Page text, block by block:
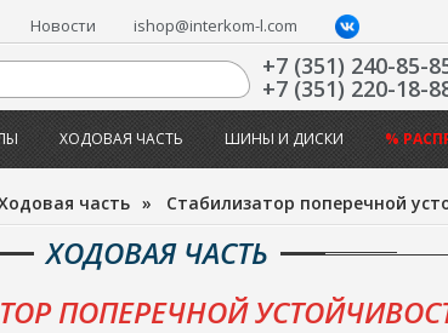
Новости ishop@interkom-l.com
+7 (351) 240-85-
+7 (351) 220-18-
ХОДОВАЯ ЧАСТЬ ШИНЫ И ДИСКИ %
часть » Стабилизатор поперечной
ХОДОВАЯ ЧАСТЬ
ПОПЕРЕЧНОЙ